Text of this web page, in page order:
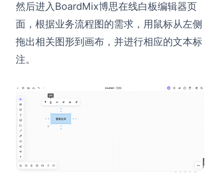
然后进入BoardMix博思在线白板编辑器页
面，根据业务流程图的需求，用鼠标从左侧
拖出相关图形到画布，并进行相应的文本标
注。